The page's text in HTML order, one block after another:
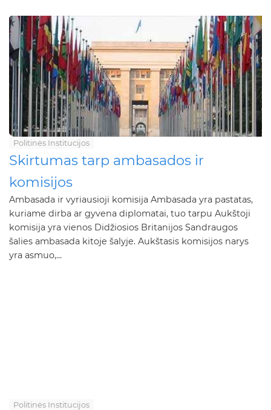
Politinės Institucijos
Skirtumas tarp ambasados ​​ir
komisijos
Ambasada ir vyriausioji komisija Ambasada yra pastatas,
kuriame dirba ar gyvena diplomatai, tuo tarpu Aukštoji
komisija yra vienos Didžiosios Britanijos Sandraugos
šalies ambasada kitoje šalyje. Aukštasis komisijos narys
yra asmuo,...
Politinės Institucijos